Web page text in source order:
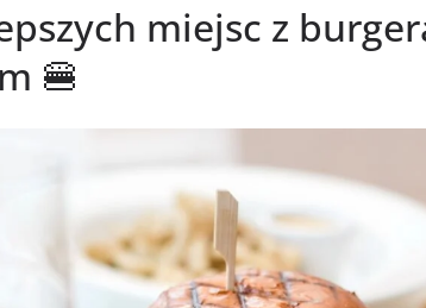
miejsc z
🍔